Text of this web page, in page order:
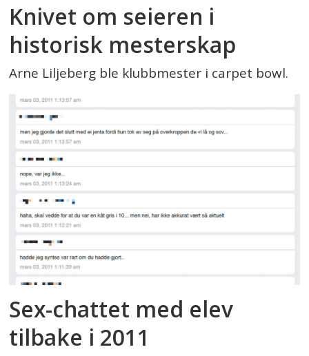
Knivet om seieren i
historisk mesterskap
Arne Liljeberg ble klubbmester i carpet bowl.
Sex-chattet med elev
tilbake i 2011